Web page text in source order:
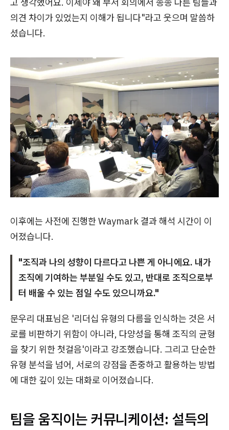
고 생각했어요. 이제야 왜 부서 회의에서 종종 다른 팀들과
의견 차이가 있었는지 이해가 됩니다"라고 웃으며 말씀하
셨습니다.
이후에는 사전에 진행한 Waymark 결과 해석 시간이 이
어졌습니다.
"조직과 나의 성향이 다르다고 나쁜 게 아니에요. 내가
조직에 기여하는 부분일 수도 있고, 반대로 조직으로부
터 배울 수 있는 점일 수도 있으니까요."
문우리 대표님은 '리더십 유형의 다름을 인식하는 것은 서
로를 비판하기 위함이 아니라, 다양성을 통해 조직의 균형
을 찾기 위한 첫걸음'이라고 강조했습니다. 그리고 단순한
유형 분석을 넘어, 서로의 강점을 존중하고 활용하는 방법
에 대한 깊이 있는 대화로 이어졌습니다.
팀을 움직이는 커뮤니케이션: 설득의